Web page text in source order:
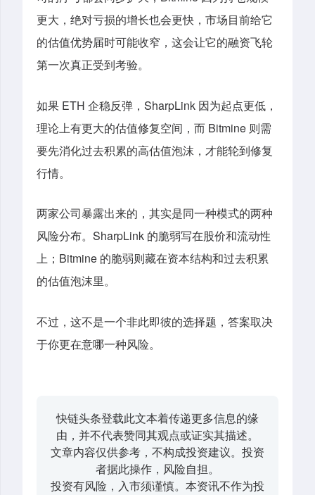
更大，绝对亏损的增长也会更快，市场目前给它
的估值优势届时可能收窄，这会让它的融资飞轮
第一次真正受到考验。
如果 ETH 企稳反弹，SharpLink 因为起点更低，
理论上有更大的估值修复空间，而 Bitmine 则需
要先消化过去积累的高估值泡沫，才能轮到修复
行情。
两家公司暴露出来的，其实是同一种模式的两种
风险分布。SharpLink 的脆弱写在股价和流动性
上；Bitmine 的脆弱则藏在资本结构和过去积累
的估值泡沫里。
不过，这不是一个非此即彼的选择题，答案取决
于你更在意哪一种风险。
快链头条登载此文本着传递更多信息的缘
由，并不代表赞同其观点或证实其描述。
文章内容仅供参考，不构成投资建议。投资
者据此操作，风险自担。
投资有风险，入市须谨慎。本资讯不作为投